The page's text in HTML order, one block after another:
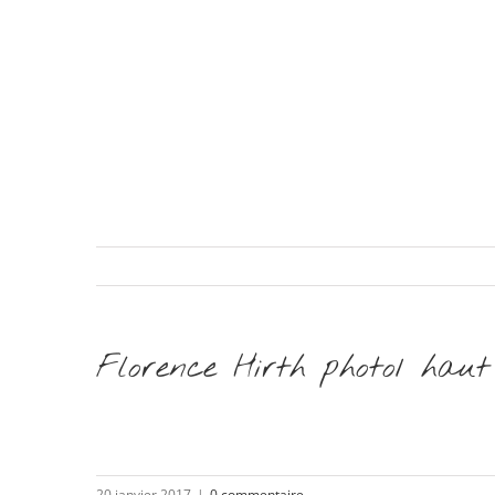
Florence Hirth photo1